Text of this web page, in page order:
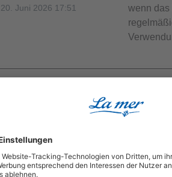
20. Juni 2026 17:51
wenn das
Durchschnittliche Bewertung von 4 von
12. Juni 2026 20:37
ich